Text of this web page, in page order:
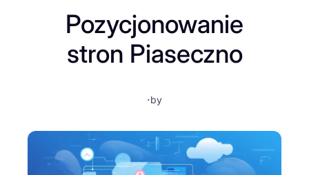
Pozycjonowanie
stron Piaseczno
·by